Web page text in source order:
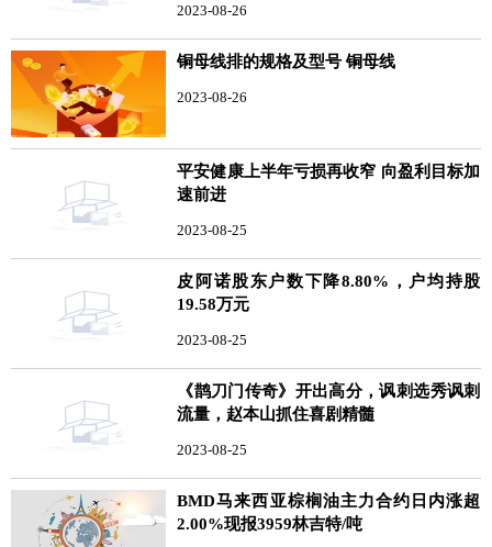
2023-08-26
铜母线排的规格及型号 铜母线
2023-08-26
平安健康上半年亏损再收窄 向盈利目标加
速前进
2023-08-25
皮阿诺股东户数下降8.80%，户均持股
19.58万元
2023-08-25
《鹊刀门传奇》开出高分，讽刺选秀讽刺
流量，赵本山抓住喜剧精髓
2023-08-25
BMD马来西亚棕榈油主力合约日内涨超
2.00%现报3959林吉特/吨